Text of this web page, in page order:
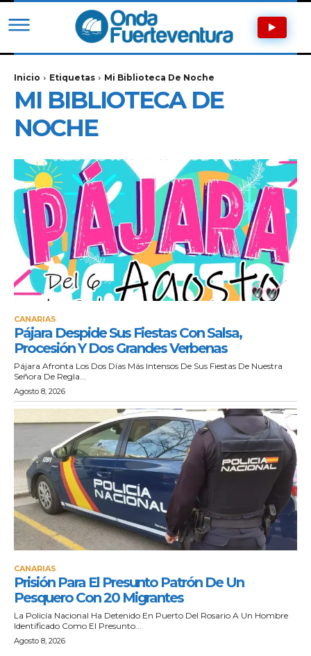
Inicio Etiquetas Mi Biblioteca De Noche
MI BIBLIOTECA DE
NOCHE
CANARIAS
Pájara Despide Sus Fiestas Con Salsa,
Procesión Y Dos Grandes Verbenas
Pájara Afronta Los Dos Días Más Intensos De Sus Fiestas De Nuestra
Señora De Regla...
Agosto 8, 2026
CANARIAS
Prisión Para El Presunto Patrón De Un
Pesquero Con 20 Migrantes
La Policía Nacional Ha Detenido En Puerto Del Rosario A Un Hombre
Identificado Como El Presunto...
Agosto 8, 2026